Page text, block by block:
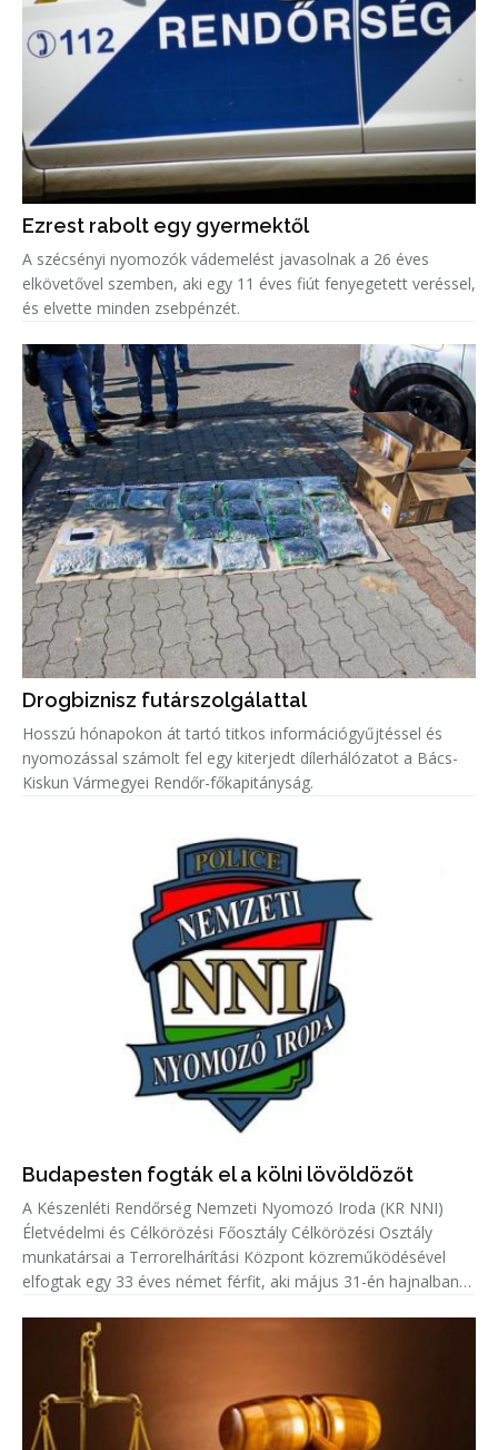
Ezrest rabolt egy gyermektől
A szécsényi nyomozók vádemelést javasolnak a 26 éves
elkövetővel szemben, aki egy 11 éves fiút fenyegetett veréssel,
és elvette minden zsebpénzét.
Drogbiznisz futárszolgálattal
Hosszú hónapokon át tartó titkos információgyűjtéssel és
nyomozással számolt fel egy kiterjedt dílerhálózatot a Bács-
Kiskun Vármegyei Rendőr-főkapitányság.
Budapesten fogták el a kölni lövöldözőt
A Készenléti Rendőrség Nemzeti Nyomozó Iroda (KR NNI)
Életvédelmi és Célkörözési Főosztály Célkörözési Osztály
munkatársai a Terrorelhárítási Központ közreműködésével
elfogtak egy 33 éves német férfit, aki május 31-én hajnalban